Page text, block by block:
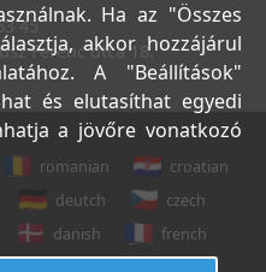
45
Ferenc utca 18.
romanian
croatian
deutch
czech
danish
french
Ha az "Összes
akkor hozzájárul
A "Beállítások"
és elutasíthat egyedi
a jövőre vonatkozó